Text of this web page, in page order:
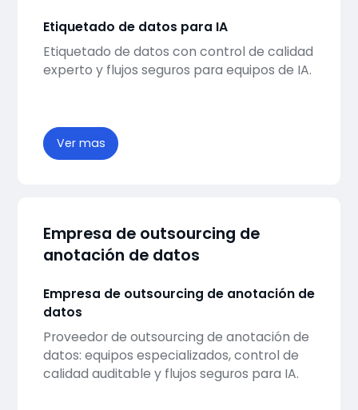
Etiquetado de datos para IA
Etiquetado de datos con control de calidad
experto y flujos seguros para equipos de IA.
Ver mas
Empresa de outsourcing de
anotación de datos
Empresa de outsourcing de anotación de
datos
Proveedor de outsourcing de anotación de
datos: equipos especializados, control de
calidad auditable y flujos seguros para IA.